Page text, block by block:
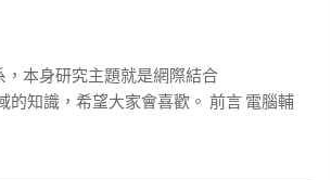
本身研究主題就是網際結合
知識，希望大家會喜歡。 前言 電腦輔